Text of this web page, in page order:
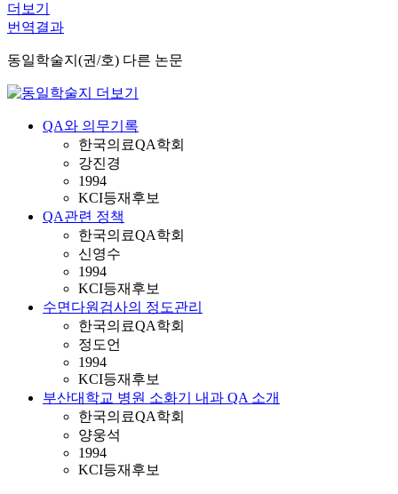
더보기
번역결과
동일학술지(권/호) 다른 논문
QA와 의무기록
한국의료QA학회
강진경
1994
KCI등재후보
QA관련 정책
한국의료QA학회
신영수
1994
KCI등재후보
수면다원검사의 정도관리
한국의료QA학회
정도언
1994
KCI등재후보
부산대학교 병원 소화기 내과 QA 소개
한국의료QA학회
양웅석
1994
KCI등재후보